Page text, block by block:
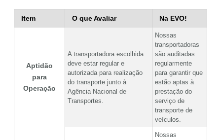
Item O que Avaliar Na EVO!
Aptidão
para
Operação
A transportadora escolhida
deve estar regular e
autorizada para realização
do transporte junto à
Agência Nacional de
Transportes.
Nossas
transportadoras
são auditadas
regularmente
para garantir que
estão aptas à
prestação do
serviço de
transporte de
veículos.
Nossas